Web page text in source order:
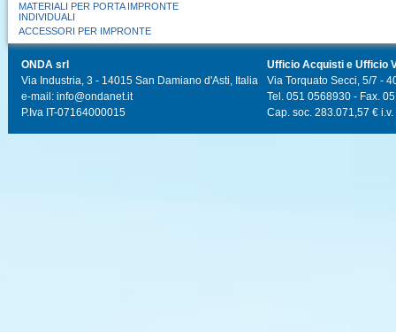
MATERIALI PER PORTA IMPRONTE
INDIVIDUALI
ACCESSORI PER IMPRONTE
ONDA srl
Via Industria, 3 - 14015 San Damiano d'Asti, Italia
e-mail: info@ondanet.it
P.Iva IT-07164000015
Ufficio Acquisti e Ufficio
Via Torquato Secci, 5/7 -
Tel. 051 0568930 - Fax.
Cap. soc. 283.071,57 € i.v.